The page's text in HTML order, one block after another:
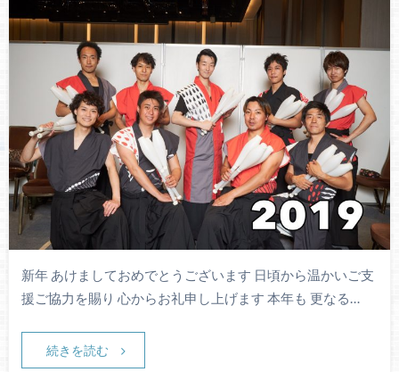
新年 あけましておめでとうございます 日頃から温かいご支
援ご協力を賜り 心からお礼申し上げます 本年も 更なる…
続きを読む